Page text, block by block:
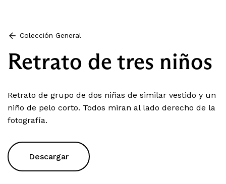
Colección General
Retrato de tres niños
Retrato de grupo de dos niñas de similar vestido y un
niño de pelo corto. Todos miran al lado derecho de la
fotografía.
Descargar